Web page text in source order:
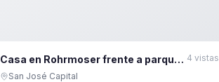
Casa en Rohrmoser frente a parque
con bosque
4 vistas
San José Capital